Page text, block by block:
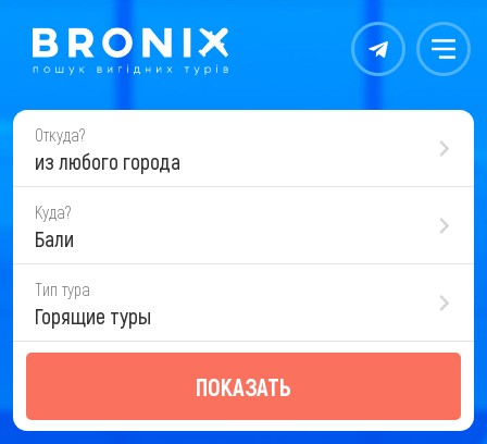
Контакты Меню
Откуда?
из любого города
Куда?
Бали
Тип тура
Горящие туры
ПОКАЗАТЬ